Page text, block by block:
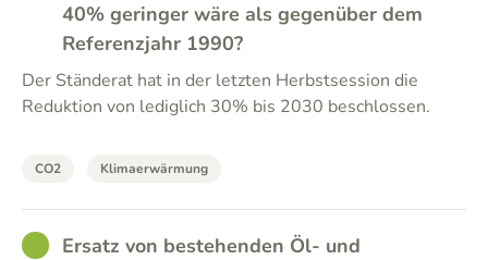
40% geringer wäre als gegenüber dem
Referenzjahr 1990?
Der Ständerat hat in der letzten Herbstsession die
Reduktion von lediglich 30% bis 2030 beschlossen.
CO2 Klimaerwärmung
GOODErsatz von bestehenden Öl- und